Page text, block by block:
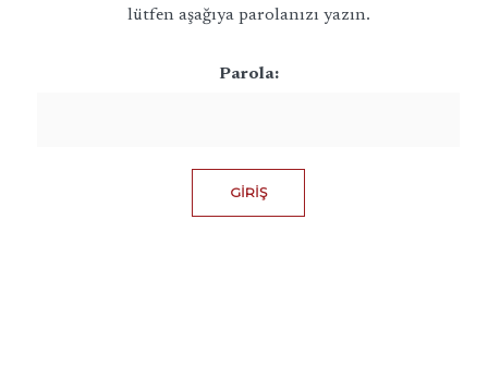
lütfen aşağıya parolanızı yazın.
Parola: